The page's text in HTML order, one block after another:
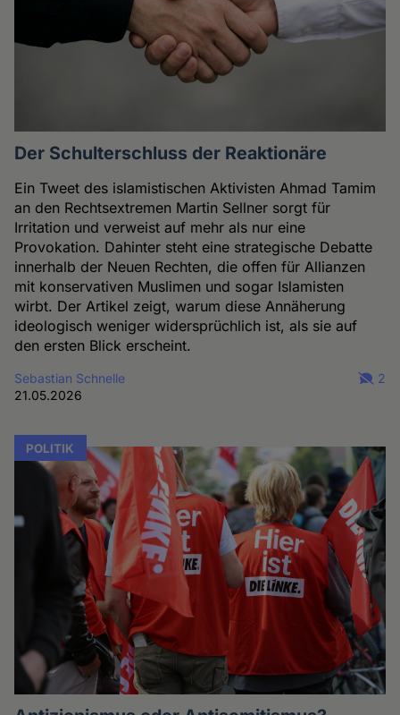
Der Schulterschluss der Reaktionäre
Ein Tweet des islamistischen Aktivisten Ahmad Tamim
an den Rechtsextremen Martin Sellner sorgt für
Irritation und verweist auf mehr als nur eine
Provokation. Dahinter steht eine strategische Debatte
innerhalb der Neuen Rechten, die offen für Allianzen
mit konservativen Muslimen und sogar Islamisten
wirbt. Der Artikel zeigt, warum diese Annäherung
ideologisch weniger widersprüchlich ist, als sie auf
den ersten Blick erscheint.
Sebastian Schnelle
21.05.2026
2
POLITIK